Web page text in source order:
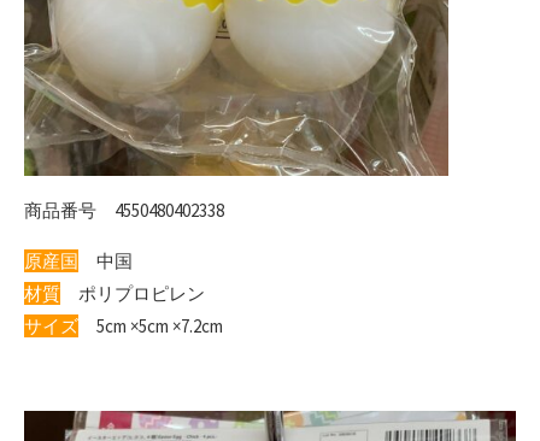
商品番号 4550480402338
原産国 中国
材質 ポリプロピレン
サイズ 5cm ×5cm ×7.2cm